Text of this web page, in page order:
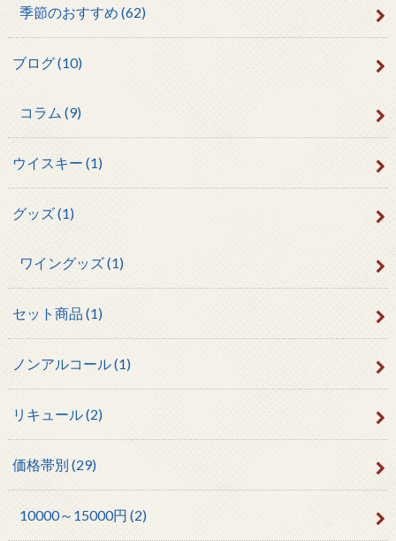
季節のおすすめ (62)
ブログ(10)
コラム (9)
ウイスキー (1)
グッズ(1)
ワイングッズ(1)
セット商品 (1)
ノンアルコール(1)
リキュール(2)
価格帯別 (29)
10000～15000円 (2)